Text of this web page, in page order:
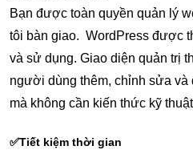
Bạn được toàn quyền quản lý
tôi bàn giao. WordPress được
và sử dụng. Giao diện quản trị
người dùng thêm, chỉnh sửa và
mà không cần kiến thức kỹ
✅Tiết kiệm thời gian